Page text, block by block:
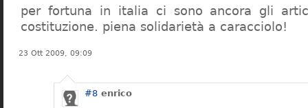
per fortuna in italia ci sono ancora gli
costituzione. piena solidarietà a caracciolo!
23 Ott 2009, 09:09
#8 enrico